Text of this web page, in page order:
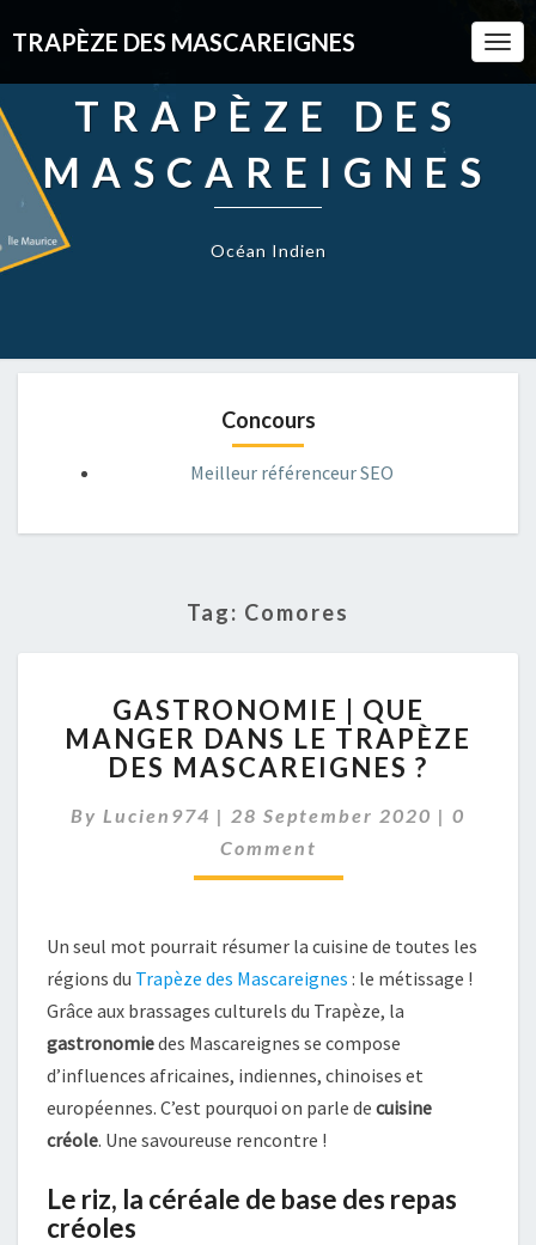
TRAPÈZE DES MASCAREIGNES
TRAPÈZE DES
MASCAREIGNES
Océan Indien
Concours
Meilleur référenceur SEO
Tag: Comores
|
QUE
MANGER
LE
TRAPÈZE
GASTRONOMIE | QUE
MANGER DANS LE TRAPÈZE
DES MASCAREIGNES ?
By Lucien974 | 28 September 2020 | 0
Comment
Un seul mot pourrait résumer la cuisine de toutes les
régions du Trapèze des Mascareignes : le métissage !
Grâce aux brassages culturels du Trapèze, la
gastronomiedes Mascareignes se compose
d’influences africaines, indiennes, chinoises et
européennes. C’est pourquoi on parle de cuisine
créole. Une savoureuse rencontre !
Le riz, la céréale de base des repas
créoles